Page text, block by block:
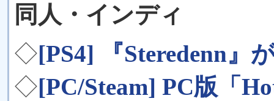
同人・インディ
◇[PS4] 『Steredenn』
◇[PC/Steam] PC版「